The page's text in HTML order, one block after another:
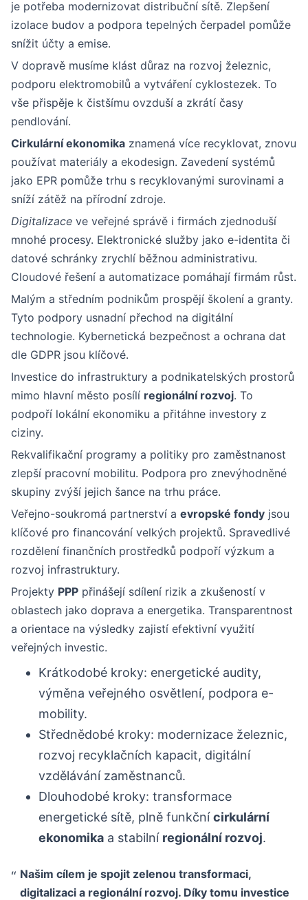
je potřeba modernizovat distribuční sítě. Zlepšení
izolace budov a podpora tepelných čerpadel pomůže
snížit účty a emise.
V dopravě musíme klást důraz na rozvoj železnic,
podporu elektromobilů a vytváření cyklostezek. To
vše přispěje k čistšímu ovzduší a zkrátí časy
pendlování.
Cirkulární ekonomika znamená více recyklovat, znovu
používat materiály a ekodesign. Zavedení systémů
jako EPR pomůže trhu s recyklovanými surovinami a
sníží zátěž na přírodní zdroje.
Digitalizace ve veřejné správě i firmách zjednoduší
mnohé procesy. Elektronické služby jako e-identita či
datové schránky zrychlí běžnou administrativu.
Cloudové řešení a automatizace pomáhají firmám růst.
Malým a středním podnikům prospějí školení a granty.
Tyto podpory usnadní přechod na digitální
technologie. Kybernetická bezpečnost a ochrana dat
dle GDPR jsou klíčové.
Investice do infrastruktury a podnikatelských prostorů
mimo hlavní město posílí regionální rozvoj. To
podpoří lokální ekonomiku a přitáhne investory z
ciziny.
Rekvalifikační programy a politiky pro zaměstnanost
zlepší pracovní mobilitu. Podpora pro znevýhodněné
skupiny zvýší jejich šance na trhu práce.
Veřejno-soukromá partnerství a evropské fondy jsou
klíčové pro financování velkých projektů. Spravedlivé
rozdělení finančních prostředků podpoří výzkum a
rozvoj infrastruktury.
Projekty PPP přinášejí sdílení rizik a zkušeností v
oblastech jako doprava a energetika. Transparentnost
a orientace na výsledky zajistí efektivní využití
veřejných investic.
Krátkodobé kroky: energetické audity,
výměna veřejného osvětlení, podpora e-
mobility.
Střednědobé kroky: modernizace železnic,
rozvoj recyklačních kapacit, digitální
vzdělávání zaměstnanců.
Dlouhodobé kroky: transformace
energetické sítě, plně funkčnícirkulární
ekonomika a stabilní regionální rozvoj.
Našim cílem je spojit zelenou transformaci,
digitalizaci a regionální rozvoj. Díky tomu investice